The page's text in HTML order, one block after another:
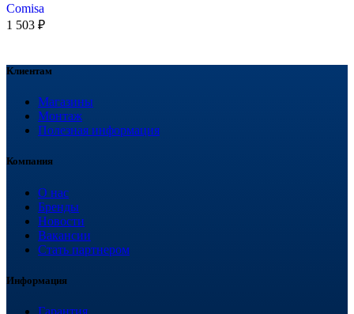
Comisa
1 503 ₽
Клиентам
Магазины
Монтаж
Полезная информация
Компания
О нас
Бренды
Новости
Вакансии
Стать партнером
Информация
Гарантия